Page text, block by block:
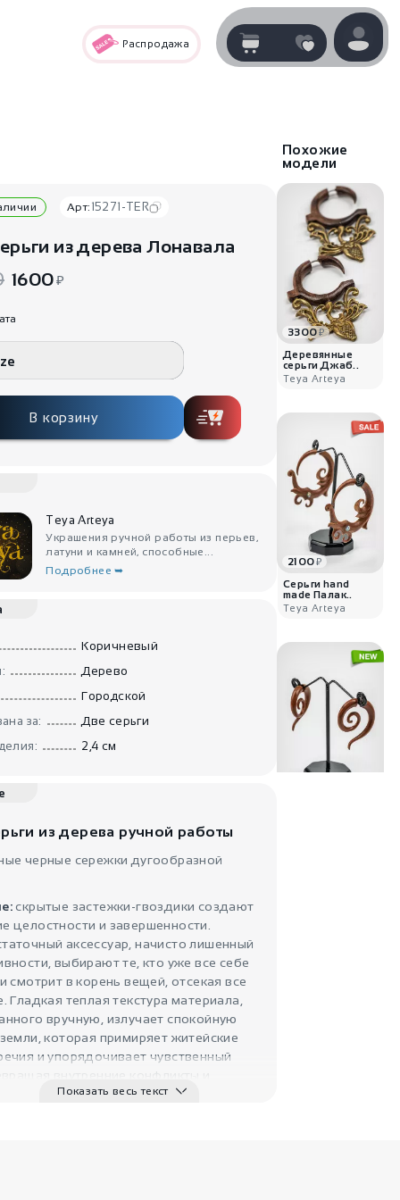
Распродажа
Корзина покупок пуста..
Арт: 15271-TER
из дерева Лонавала
1600₽
В корзину
Teya Arteya
Украшения ручной работы из перьев,
латуни и камней, способные...
Подробнее ➥
Коричневый
Дерево
Городской
за:
Две серьги
2,4 см
из дерева ручной работы
черные сережки дугообразной
скрытые застежки-гвоздики создают
целостности и завершенности.
аксессуар, начисто лишенный
выбирают те, кто уже все себе
смотрит в корень вещей, отсекая все
Гладкая теплая текстура материала,
вручную, излучает спокойную
которая примиряет житейские
и упорядочивает чувственный
внутренние конфликты и
в материал для духовного роста и
Показать весь текст
Похожие
модели
3300₽
Деревянные
серьги Джаб..
Teya Arteya
2100₽
Серьги hand
made Палак..
Teya Arteya